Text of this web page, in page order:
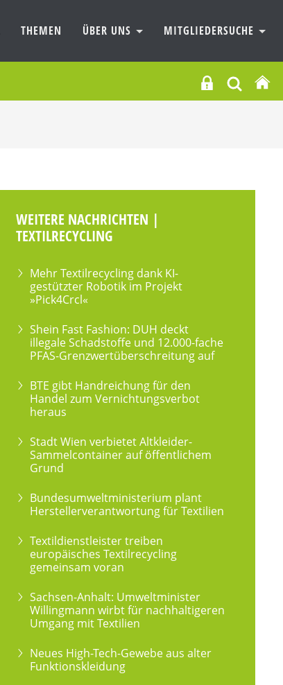
THEMEN ÜBER UNS MITGLIEDERSUCHE
WEITERE NACHRICHTEN |
TEXTILRECYCLING
Mehr Textilrecycling dank KI-
gestützter Robotik im Projekt
»Pick4Crcl«
Shein Fast Fashion: DUH deckt
illegale Schadstoffe und 12.000-fache
PFAS-Grenzwertüberschreitung auf
BTE gibt Handreichung für den
Handel zum Vernichtungsverbot
heraus
Stadt Wien verbietet Altkleider-
Sammelcontainer auf öffentlichem
Grund
Bundesumweltministerium plant
Herstellerverantwortung für Textilien
Textildienstleister treiben
europäisches Textilrecycling
gemeinsam voran
Sachsen-Anhalt: Umweltminister
Willingmann wirbt für nachhaltigeren
Umgang mit Textilien
Neues High-Tech-Gewebe aus alter
Funktionskleidung